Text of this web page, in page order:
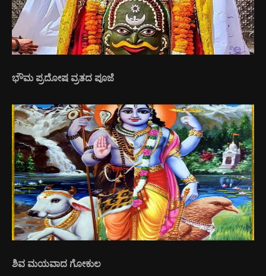
ಭೌಮ ಪ್ರದೋಷ ವ್ರತದ ಪೂಜೆ
ಶಿವ ಮಯವಾದ ಗೋಕುಲ